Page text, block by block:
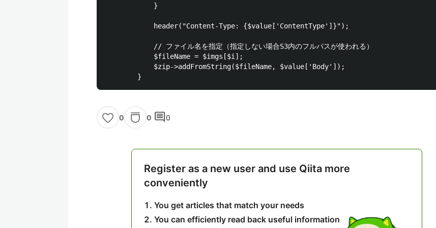
            }
            header("Content-Type: {$value['ContentType']}");
            // ファイル名を指定（指定しない場合S3内のフルパスが使われる）
            $fileName = $imgs[$i];
            $zip->addFromString($fileName, $value['Body']);
0 0 comment0
Register as a new user and use Qiita more
conveniently
You get articles that match your needs
You can efficiently read back useful information